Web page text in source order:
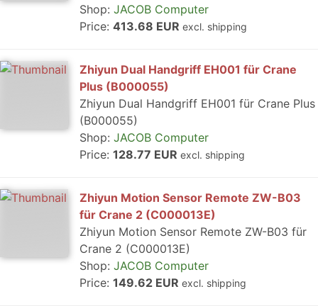
Shop: JACOB Computer
Price: 413.68 EUR excl. shipping
Zhiyun Dual Handgriff EH001 für Crane
Plus (B000055)
Zhiyun Dual Handgriff EH001 für Crane Plus
(B000055)
Shop: JACOB Computer
Price: 128.77 EUR excl. shipping
Zhiyun Motion Sensor Remote ZW-B03
für Crane 2 (C000013E)
Zhiyun Motion Sensor Remote ZW-B03 für
Crane 2 (C000013E)
Shop: JACOB Computer
Price: 149.62 EUR excl. shipping